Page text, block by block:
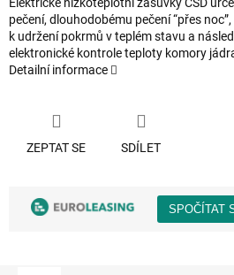
Elektrické nizkoteplotní zásuvky CSD
pečení, dlouhodobému pečení “přes
k udržení pokrmů v teplém stavu a
elektronické kontrole teploty komory
Detailní informace
ZEPTAT SE SDÍLET